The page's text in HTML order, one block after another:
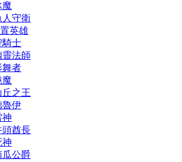
魔
人守衛
英雄
騎士
靈法師
舞者
魔
丘之王
魯伊
神
頭酋長
神
瓜公爵